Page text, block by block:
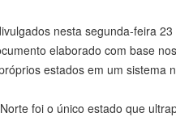
nesta segunda-feira 23
elaborado com base
estados em um sistema
foi o único estado que